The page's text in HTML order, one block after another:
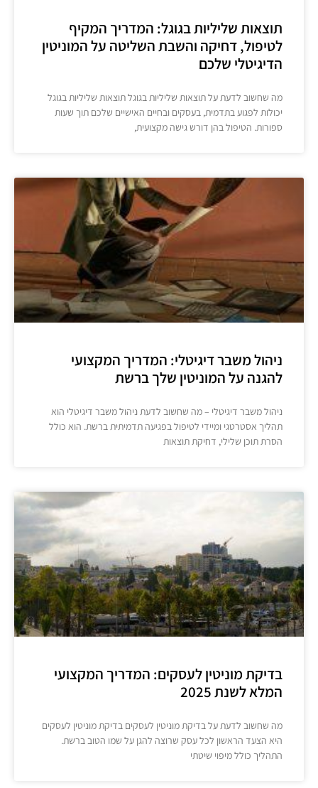
תוצאות שליליות בגוגל: המדריך המקיף
לטיפול, דחיקה והשבת השליטה על המוניטין
הדיגיטלי שלכם
מה שחשוב לדעת על תוצאות שליליות בגוגל תוצאות שליליות בגוגל
יכולות לפגוע בתדמית, בעסקים ובחיים האישיים שלכם תוך שעות
ספורות. הטיפול בהן דורש גישה מקצועית,
ניהול משבר דיגיטלי: המדריך המקצועי
להגנה על המוניטין שלך ברשת
ניהול משבר דיגיטלי – מה שחשוב לדעת ניהול משבר דיגיטלי הוא
תהליך אסטרטגי ומיידי לטיפול בפגיעה תדמיתית ברשת. הוא כולל
הסרת תוכן שלילי, דחיקת תוצאות
בדיקת מוניטין לעסקים: המדריך המקצועי
המלא לשנת 2025
מה שחשוב לדעת על בדיקת מוניטין לעסקים בדיקת מוניטין לעסקים
היא הצעד הראשון לכל עסק שרוצה להגן על שמו הטוב ברשת.
התהליך כולל מיפוי שיטתי